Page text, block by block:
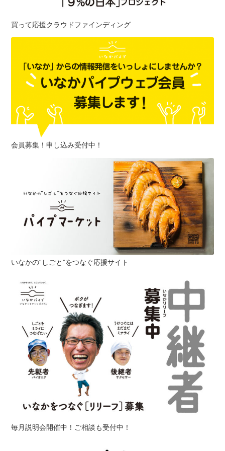
買って応援クラウドファインディング
会員募集！申し込み受付中！
いなかの“しごと”をつなぐ応援サイト
毎月説明会開催中！ご相談も受付中！